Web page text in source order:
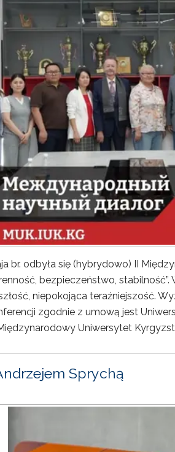
br. odbyła się (hybrydowo) II
bezpieczeństwo,
niepokojąca teraźniejszość.
zgodnie z umową jest
Uniwersytet
Sprychą